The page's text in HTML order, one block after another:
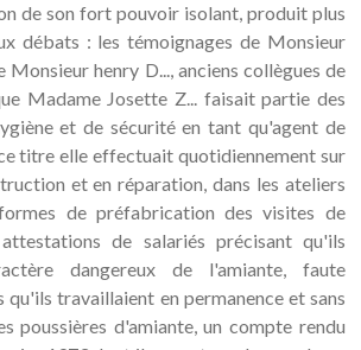
de son fort pouvoir isolant, produit plus
débats : les témoignages de Monsieur
Monsieur henry D..., anciens collègues de
Madame Josette Z... faisait partie des
et de sécurité en tant qu'agent de
titre elle effectuait quotidiennement sur
et en réparation, dans les ateliers
de préfabrication des visites de
de salariés précisant qu'ils
dangereux de l'amiante, faute
travaillaient en permanence et sans
poussières d'amiante, un compte rendu